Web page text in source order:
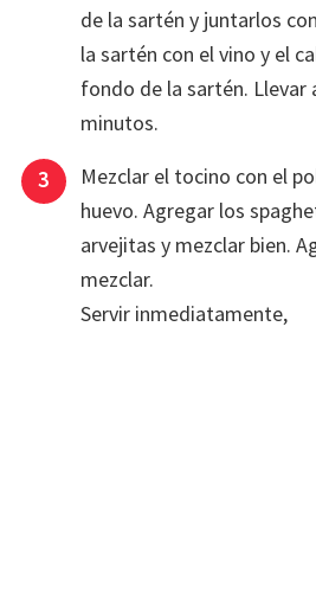
de la sartén y juntarlos
la sartén con el vino y el
fondo de la sartén. Llevar
minutos.
Mezclar el tocino con el
huevo. Agregar los
arvejitas y mezclar bien.
mezclar.
Servir inmediatamente,